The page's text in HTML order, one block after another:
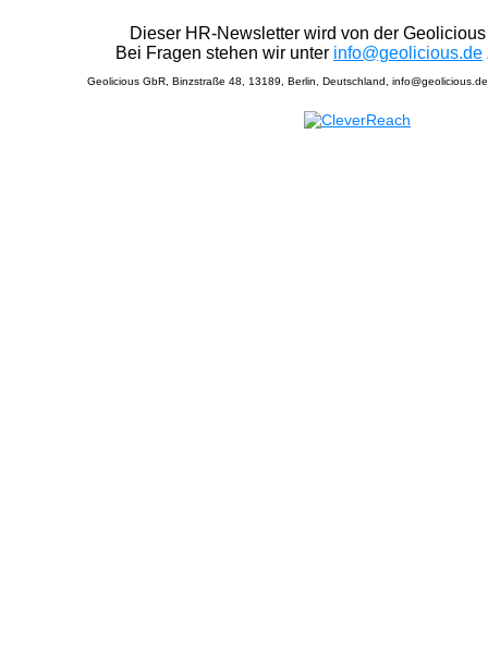
Dieser HR-Newsletter wird von der
Bei Fragen stehen wir unter info@geolicious.de
Geolicious GbR, Binzstraße 48, 13189, Berlin, Deutschland,